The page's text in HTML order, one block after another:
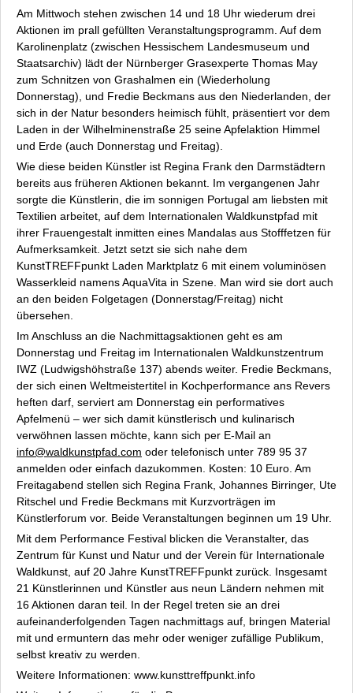
Am Mittwoch stehen zwischen 14 und 18 Uhr wiederum drei
Aktionen im prall gefüllten Veranstaltungsprogramm. Auf dem
Karolinenplatz (zwischen Hessischem Landesmuseum und
Staatsarchiv) lädt der Nürnberger Grasexperte Thomas May
zum Schnitzen von Grashalmen ein (Wiederholung
Donnerstag), und Fredie Beckmans aus den Niederlanden, der
sich in der Natur besonders heimisch fühlt, präsentiert vor dem
Laden in der Wilhelminenstraße 25 seine Apfelaktion Himmel
und Erde (auch Donnerstag und Freitag).
Wie diese beiden Künstler ist Regina Frank den Darmstädtern
bereits aus früheren Aktionen bekannt. Im vergangenen Jahr
sorgte die Künstlerin, die im sonnigen Portugal am liebsten mit
Textilien arbeitet, auf dem Internationalen Waldkunstpfad mit
ihrer Frauengestalt inmitten eines Mandalas aus Stofffetzen für
Aufmerksamkeit. Jetzt setzt sie sich nahe dem
KunstTREFFpunkt Laden Marktplatz 6 mit einem voluminösen
Wasserkleid namensAquaVita in Szene. Man wird sie dort auch
an den beiden Folgetagen (Donnerstag/Freitag) nicht
übersehen.
Im Anschluss an die Nachmittagsaktionen geht es am
Donnerstag und Freitag im Internationalen Waldkunstzentrum
IWZ (Ludwigshöhstraße 137) abends weiter. Fredie Beckmans,
der sich einen Weltmeistertitel in Kochperformance ans Revers
heften darf, serviert am Donnerstag ein performatives
Apfelmenü – wer sich damit künstlerisch und kulinarisch
verwöhnen lassen möchte, kann sich per E-Mail an
info@waldkunstpfad.com oder telefonisch unter 789 95 37
anmelden oder einfach dazukommen. Kosten: 10 Euro. Am
Freitagabend stellen sich Regina Frank, Johannes Birringer, Ute
Ritschel und Fredie Beckmans mit Kurzvorträgen im
Künstlerforum vor. Beide Veranstaltungen beginnen um 19 Uhr.
Mit dem Performance Festival blicken die Veranstalter, das
Zentrum für Kunst und Natur und der Verein für Internationale
Waldkunst, auf 20 Jahre KunstTREFFpunkt zurück. Insgesamt
21 Künstlerinnen und Künstler aus neun Ländern nehmen mit
16 Aktionen daran teil. In der Regel treten sie an drei
aufeinanderfolgenden Tagen nachmittags auf, bringen Material
mit und ermuntern das mehr oder weniger zufällige Publikum,
selbst kreativ zu werden.
Weitere Informationen: www.kunsttreffpunkt.info